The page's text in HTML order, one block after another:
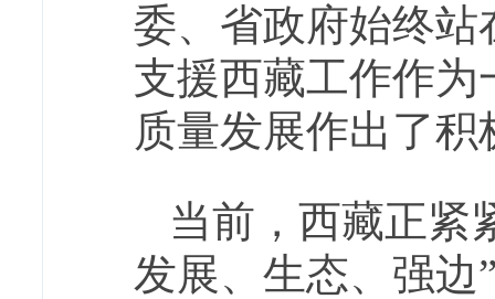
委、省政府始终
支援西藏工作作
质量发展作出了积
当前，西藏正紧
发展、生态、强边